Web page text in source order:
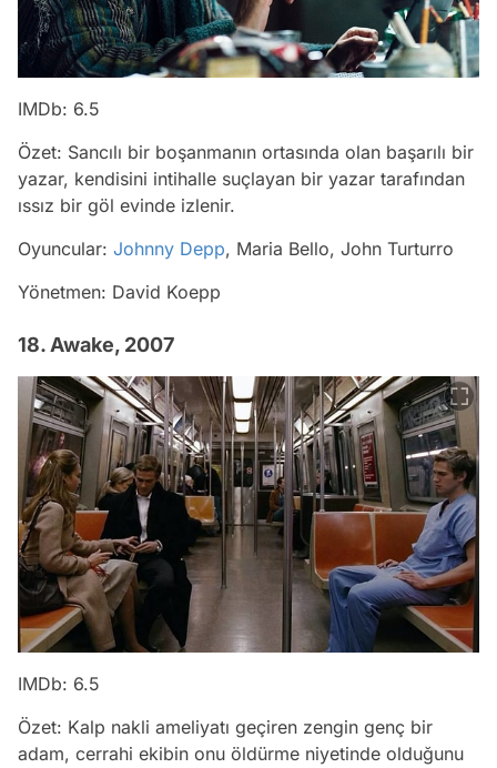
IMDb: 6.5
Özet: Sancılı bir boşanmanın ortasında olan başarılı bir
yazar, kendisini intihalle suçlayan bir yazar tarafından
ıssız bir göl evinde izlenir.
Oyuncular: Johnny Depp, Maria Bello, John Turturro
Yönetmen: David Koepp
18. Awake, 2007
IMDb: 6.5
Özet: Kalp nakli ameliyatı geçiren zengin genç bir
adam, cerrahi ekibin onu öldürme niyetinde olduğunu